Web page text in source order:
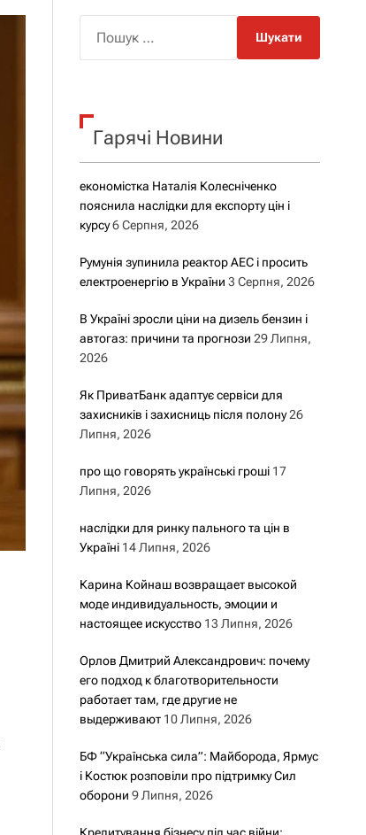
р
о
у
к
Гарячі Новини
економістка Наталія Колесніченко
пояснила наслідки для експорту цін і
курсу 6 Серпня, 2026
Румунія зупинила реактор АЕС і просить
електроенергію в України 3 Серпня, 2026
В Україні зросли ціни на дизель бензин і
автогаз: причини та прогнози 29 Липня,
2026
Як ПриватБанк адаптує сервіси для
захисників і захисниць після полону 26
Липня, 2026
про що говорять українські гроші 17
Липня, 2026
наслідки для ринку пального та цін в
Україні 14 Липня, 2026
Карина Койнаш возвращает высокой
моде индивидуальность, эмоции и
настоящее искусство 13 Липня, 2026
Орлов Дмитрий Александрович: почему
его подход к благотворительности
работает там, где другие не
выдерживают 10 Липня, 2026
БФ “Українська сила”: Майборода, Ярмус
і Костюк розповіли про підтримку Сил
оборони 9 Липня, 2026